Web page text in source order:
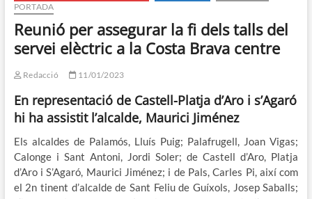
PORTADA
Reunió per assegurar la fi dels talls del
servei elèctric a la Costa Brava centre
Redacció 11/01/2023
En representació de Castell-Platja d’Aro i s’Agaró
hi ha assistit l’alcalde, Maurici Jiménez
Els alcaldes de Palamós, Lluís Puig; Palafrugell, Joan Vigas;
Calonge i Sant Antoni, Jordi Soler; de Castell d’Aro, Platja
d’Aro i S’Agaró, Maurici Jiménez; i de Pals, Carles Pi, així com
el 2n tinent d’alcalde de Sant Feliu de Guíxols, Josep Saballs;